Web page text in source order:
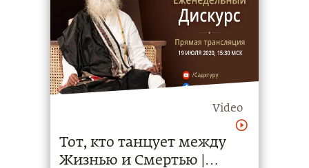
Video
Тот, кто танцует между
Жизнью и Смертью |